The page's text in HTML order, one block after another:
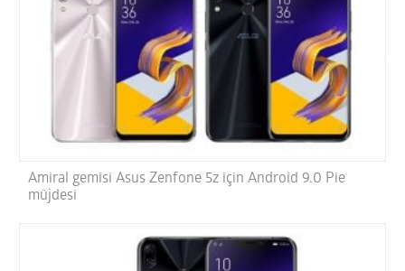
Amiral gemisi Asus Zenfone 5z için Android 9.0 Pie
müjdesi